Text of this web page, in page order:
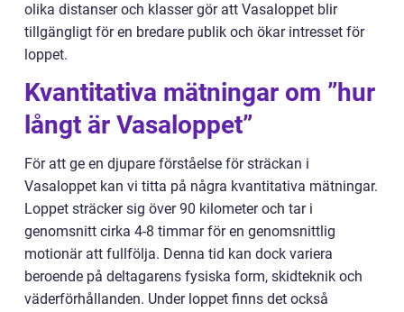
olika distanser och klasser gör att Vasaloppet blir
tillgängligt för en bredare publik och ökar intresset för
loppet.
Kvantitativa mätningar om ”hur
långt är Vasaloppet”
För att ge en djupare förståelse för sträckan i
Vasaloppet kan vi titta på några kvantitativa mätningar.
Loppet sträcker sig över 90 kilometer och tar i
genomsnitt cirka 4-8 timmar för en genomsnittlig
motionär att fullfölja. Denna tid kan dock variera
beroende på deltagarens fysiska form, skidteknik och
väderförhållanden. Under loppet finns det också